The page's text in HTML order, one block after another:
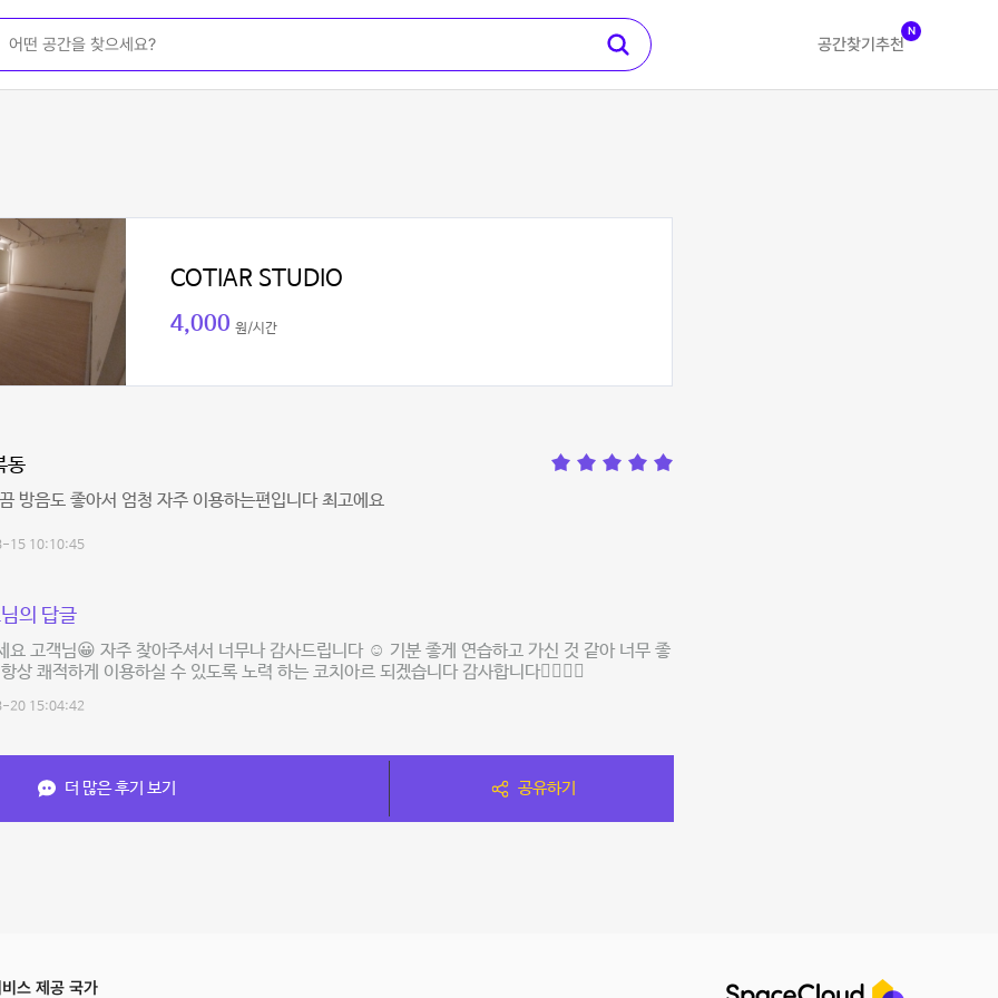
공간찾기 추천
N
COTIAR STUDIO
4,000 원/시간
동
방음도 좋아서 엄청 자주 이용하는편입니다 최고에요
15 10:10:45
의 답글
요 고객님😀 자주 찾아주셔서 너무나 감사드립니다 ☺️ 기분 좋게 연습하고 가신 것 같아 너무 좋
상 쾌적하게 이용하실 수 있도록 노력 하는 코치아르 되겠습니다 감사합니다🙇‍♀️🙇‍♂️
20 15:04:42
더 많은 후기 보기 공유하기
스 제공 국가